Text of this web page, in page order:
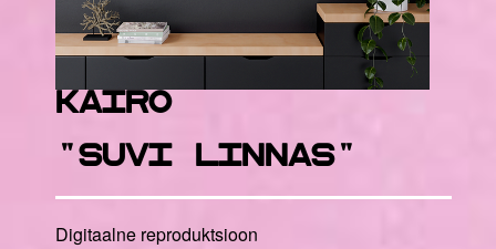
KAIRO
"Suvi linnas"
Digitaalne reproduktsioon